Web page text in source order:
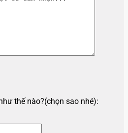
thế nào?(chọn sao nhé):